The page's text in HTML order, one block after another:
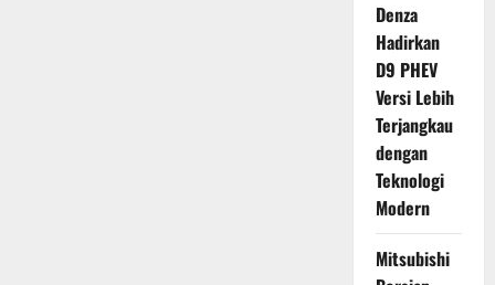
Denza
Hadirkan
D9 PHEV
Versi Lebih
Terjangkau
dengan
Teknologi
Modern
Mitsubishi